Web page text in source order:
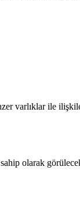
varlıklar ile
sahip olarak